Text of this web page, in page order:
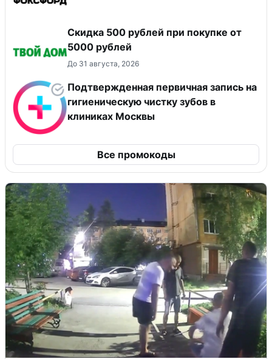
Скидка 500 рублей при покупке от
5000 рублей
До 31 августа, 2026
Подтвержденная первичная запись на
гигиеническую чистку зубов в
клиниках Москвы
Все промокоды